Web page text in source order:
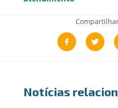
Notícias